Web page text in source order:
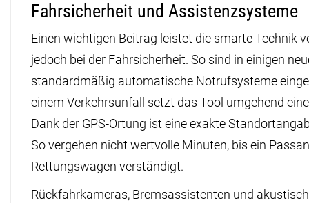
Fahrsicherheit und Assistenzsysteme
Einen wichtigen Beitrag leistet die smarte Technik
jedoch bei der Fahrsicherheit. So sind in einigen
standardmäßig automatische Notrufsysteme
einem Verkehrsunfall setzt das Tool umgehend
Dank der GPS-Ortung ist eine exakte
So vergehen nicht wertvolle Minuten, bis ein
Rettungswagen verständigt.
Rückfahrkameras, Bremsassistenten und